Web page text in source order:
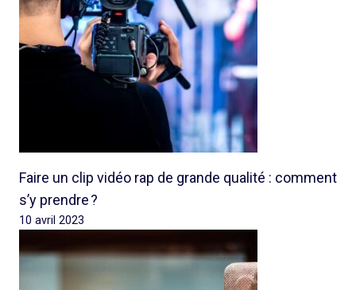
Faire un clip vidéo rap de grande qualité : comment
s’y prendre ?
10 avril 2023